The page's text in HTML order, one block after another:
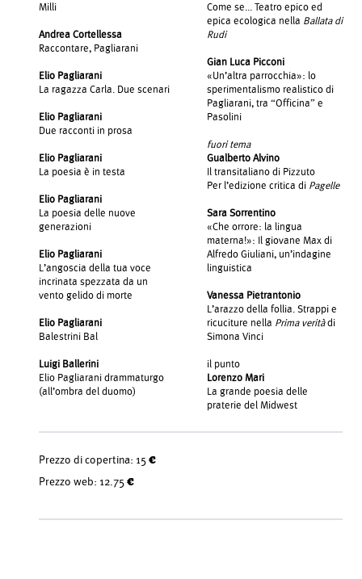
Milli
Andrea Cortellessa
Raccontare, Pagliarani
Elio Pagliarani
La ragazza Carla. Due scenari
Elio Pagliarani
Due racconti in prosa
Elio Pagliarani
La poesia è in testa
Elio Pagliarani
La poesia delle nuove
generazioni
Elio Pagliarani
L’angoscia della tua voce
incrinata spezzata da un
vento gelido di morte
Elio Pagliarani
Balestrini Bal
Luigi Ballerini
Elio Pagliarani drammaturgo
(all’ombra del duomo)
Come se... Teatro epico ed
epica ecologica nella Ballata di
Rudi
Gian Luca Picconi
«Un’altra parrocchia»: lo
sperimentalismo realistico di
Pagliarani, tra “Officina” e
Pasolini
fuori tema
Gualberto Alvino
Il transitaliano di Pizzuto
Per l’edizione critica di Pagelle
Sara Sorrentino
«Che orrore: la lingua
materna!»: Il giovane Max di
Alfredo Giuliani, un’indagine
linguistica
Vanessa Pietrantonio
L’arazzo della follia. Strappi e
ricuciture nella Prima veritàdi
Simona Vinci
il punto
Lorenzo Mari
La grande poesia delle
praterie del Midwest
Prezzo di copertina: 15 €
Prezzo web: 12.75 €